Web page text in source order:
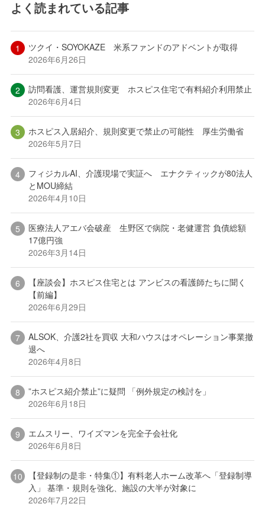
よく読まれている記事
ツクイ・SOYOKAZE 米系ファンドのアドベントが取得
2026年6月26日
訪問看護、運営規則変更 ホスピス住宅で有料紹介利用禁止
2026年6月4日
ホスピス入居紹介、規則変更で禁止の可能性 厚生労働省
2026年5月7日
フィジカルAI、介護現場で実証へ エナクティックが80法人
とMOU締結
2026年4月10日
医療法人アエバ会破産 生野区で病院・老健運営 負債総額
17億円強
2026年3月14日
【座談会】ホスピス住宅とは アンビスの看護師たちに聞く
【前編】
2026年6月29日
ALSOK、介護2社を買収 大和ハウスはオペレーション事業撤
退へ
2026年4月8日
”ホスピス紹介禁止”に疑問 「例外規定の検討を」
2026年6月18日
エムスリー、ワイズマンを完全子会社化
2026年6月8日
【登録制の是非・特集①】有料老人ホーム改革へ「登録制導
入」 基準・規則を強化、施設の大半が対象に
2026年7月22日